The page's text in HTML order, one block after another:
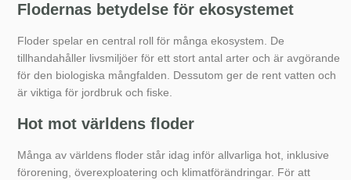
Flodernas betydelse för ekosystemet
Floder spelar en central roll för många ekosystem. De
tillhandahåller livsmiljöer för ett stort antal arter och är avgörande
för den biologiska mångfalden. Dessutom ger de rent vatten och
är viktiga för jordbruk och fiske.
Hot mot världens floder
Många av världens floder står idag inför allvarliga hot, inklusive
förorening, överexploatering och klimatförändringar. För att